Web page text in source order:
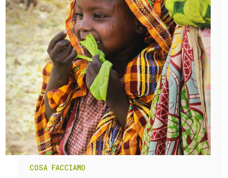
COSA FACCIAMO